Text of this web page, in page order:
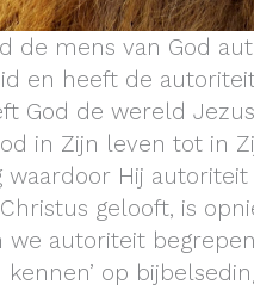
de mens van God
en heeft de
God de wereld
in Zijn leven tot in
waardoor Hij
gelooft, is
we autoriteit
kennen’ op